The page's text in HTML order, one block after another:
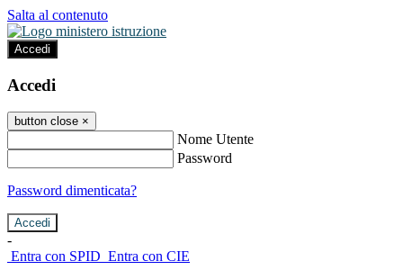
Salta al contenuto
Accedi
Accedi
button close ×
Nome Utente
Password
Password dimenticata?
-
Entra con SPID Entra con CIE